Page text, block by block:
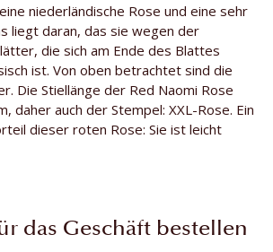
niederländische Rose und eine sehr
liegt daran, das sie wegen der
die sich am Ende des Blattes
ist. Von oben betrachtet sind die
Die Stiellänge der Red Naomi Rose
daher auch der Stempel: XXL-Rose. Ein
dieser roten Rose: Sie ist leicht
das Geschäft bestellen